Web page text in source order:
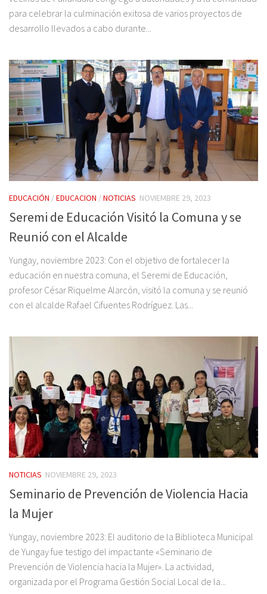
para celebrar la culminación exitosa de varios proyectos de
desarrollo llevados a cabo durante...
EDUCACIÓN /EDUCACION /NOTICIAS NOVIEMBRE 29, 2023
Seremi de Educación Visitó la Comuna y se
Reunió con el Alcalde
Yungay, noviembre 2023: Con el objetivo de fortalecer la
educación en nuestra comuna, el Seremi de Educación,
profesor César Riquelme Alarcón, visitó la comuna y se reunió
con el alcalde Rafael Cifuentes Rodríguez. Las...
NOTICIAS NOVIEMBRE 29, 2023
Seminario de Prevención de Violencia Hacia
la Mujer
Yungay, noviembre 2023: El auditorio de la Biblioteca Municipal
de Yungay fue testigo del impactante «Seminario de
Prevención de Violencia hacia la Mujer». La actividad,
organizada por el Programa Gestión Social Local de la...